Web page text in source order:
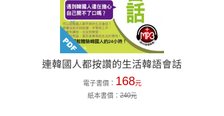
連韓國人都按讚的生活韓語會話
電子書價： 168元
紙本書價：240元